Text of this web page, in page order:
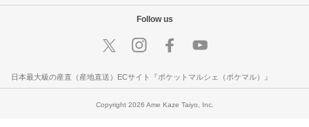
Follow us
日本最大級の産直（産地直送）ECサイト『ポケットマルシェ（ポケマル）』
Copyright 2026 Ame Kaze Taiyo, Inc.